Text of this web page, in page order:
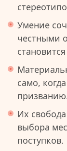
Умение
честными
само,
Их
выбора
поступков.